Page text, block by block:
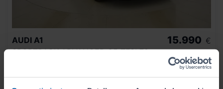
AUDI A1
SPORTBACK ADVANCED 25 TFSI 70KW (95CV)
Manual
Gasolina
15.990 €
190 €/mes